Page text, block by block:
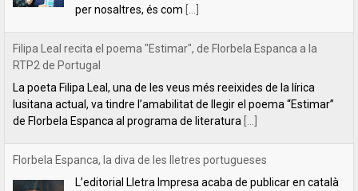
Florbela Espanca, la diva de les lletres portugueses
L’editorial Lletra Impresa acaba de publicar en català
la primera obra íntegra de poesia de Florbela
Espanca. Es tracta de Bruc en flor (Charneca em flor,
en portuguès), considerat el[...]
Tabernacle, de Carles Mulet
Una de les coses boniques del mes de setembre és
anunciar les novetats que hem anat preparant al llarg